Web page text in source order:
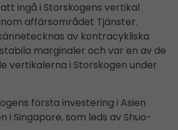
ingå i Storskogens vertikal
affärsområdet Tjänster.
av kontracykliska
marginaler och var en av de
vertikalerna i Storskogen under
första investering i Asien
i Singapore, som leds av Shuo-